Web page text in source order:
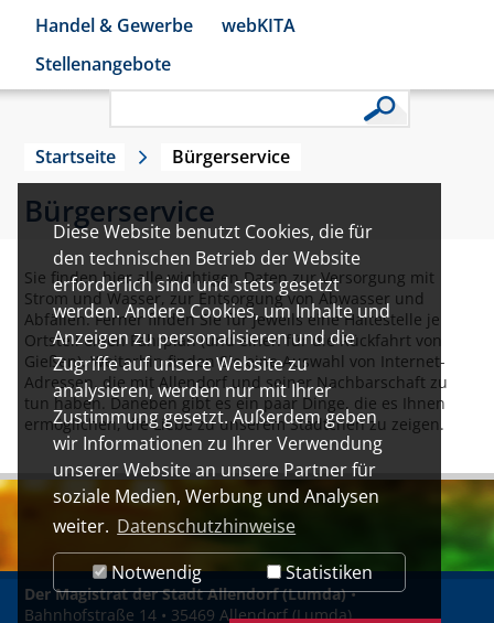
Diese Website benutzt Cookies, die für
den technischen Betrieb der Website
erforderlich sind und stets gesetzt
werden. Andere Cookies, um Inhalte und
Anzeigen zu personalisieren und die
Zugriffe auf unsere Website zu
analysieren, werden nur mit Ihrer
Zustimmung gesetzt. Außerdem geben
wir Informationen zu Ihrer Verwendung
unserer Website an unsere Partner für
soziale Medien, Werbung und Analysen
weiter. Datenschutzhinweise
Notwendig
Statistiken
Handel & Gewerbe
webKITA
Stellenangebote
Startseite Bürgerservice
Bürgerservice
Sie finden hier alle wichtigen Daten zur Versorgung mit
Strom und Wasser, zur Entsorgung von Abwasser und
Abfällen. Ferner finden Sie für jeweils eine Haltestelle je
Ortsteil einen Fahrplan (und einen für die Rückfahrt von
Gießen). Weiterhin finden Sie eine Auswahl von Internet-
Adressen, die mit Allendorf und seiner Nachbarschaft zu
tun haben. Daneben gibt es ein paar Dinge, die es Ihnen
ermöglichen, die Liebe zu unserem Städtchen zu zeigen.
Der Magistrat der Stadt Allendorf (Lumda)•
Bahnhofstraße 14 • 35469 Allendorf (Lumda)